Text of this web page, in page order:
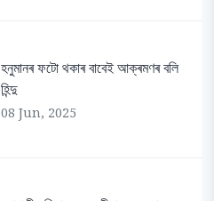
হনুমানৰ ফটো থকাৰ বাবেই আক্ৰমণৰ বলি
হিন্দু
08 Jun, 2025